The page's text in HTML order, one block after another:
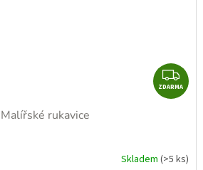
Z
D
A
ZDARMA
Malířské rukavice
Skladem (>5 ks)